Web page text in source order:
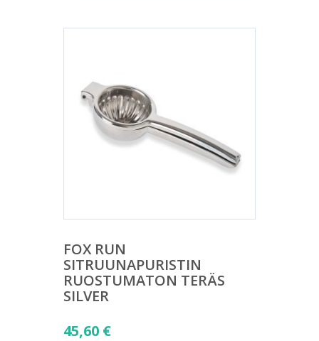
FOX RUN
SITRUUNAPURISTIN
RUOSTUMATON TERÄS
SILVER
45,60 €